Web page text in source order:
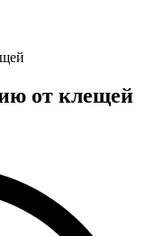
от клещей